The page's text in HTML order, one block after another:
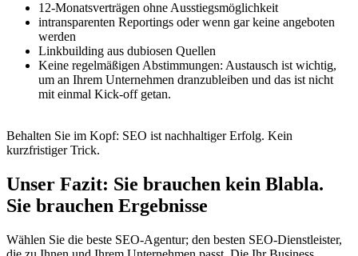
12-Monatsverträgen ohne Ausstiegsmöglichkeit
intransparenten Reportings oder wenn gar keine angeboten
werden
Linkbuilding aus dubiosen Quellen
Keine regelmäßigen Abstimmungen: Austausch ist wichtig,
um an Ihrem Unternehmen dranzubleiben und das ist nicht
mit einmal Kick-off getan.
Behalten Sie im Kopf: SEO ist nachhaltiger Erfolg. Kein
kurzfristiger Trick.
Unser Fazit: Sie brauchen kein Blabla.
Sie brauchen Ergebnisse
Wählen Sie die beste SEO-Agentur; den besten SEO-Dienstleister,